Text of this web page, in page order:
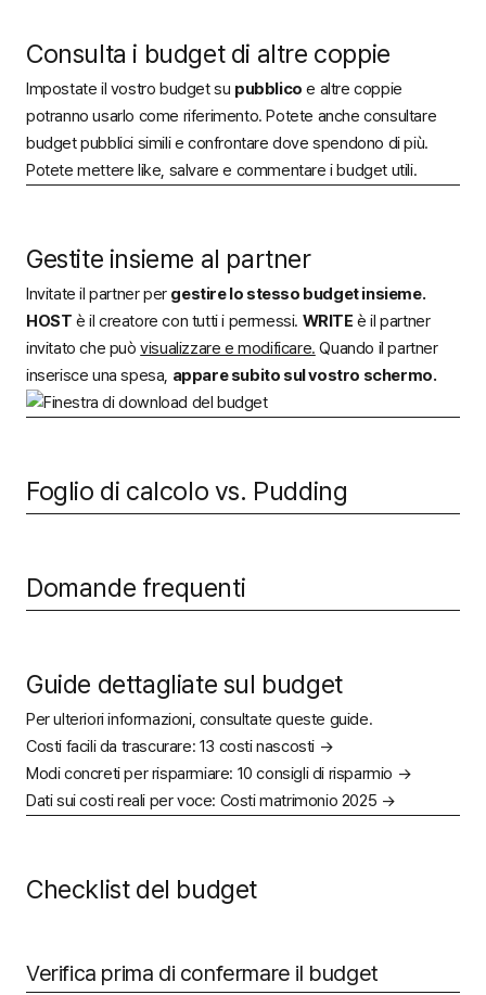
Consulta i budget di altre coppie
Impostate il vostro budget su pubblico e altre coppie
potranno usarlo come riferimento. Potete anche consultare
budget pubblici simili e confrontare dove spendono di più.
Potete mettere like, salvare e commentare i budget utili.
Gestite insieme al partner
Invitate il partner per gestire lo stesso budget insieme.
HOST è il creatore con tutti i permessi. WRITE è il partner
invitato che puòvisualizzare e modificare. Quando il partner
inserisce una spesa, appare subito sul vostro schermo.
Foglio di calcolo vs. Pudding
Domande frequenti
Guide dettagliate sul budget
Per ulteriori informazioni, consultate queste guide.
Costi facili da trascurare: 13 costi nascosti →
Modi concreti per risparmiare: 10 consigli di risparmio →
Dati sui costi reali per voce: Costi matrimonio 2025 →
Checklist del budget
Verifica prima di confermare il budget